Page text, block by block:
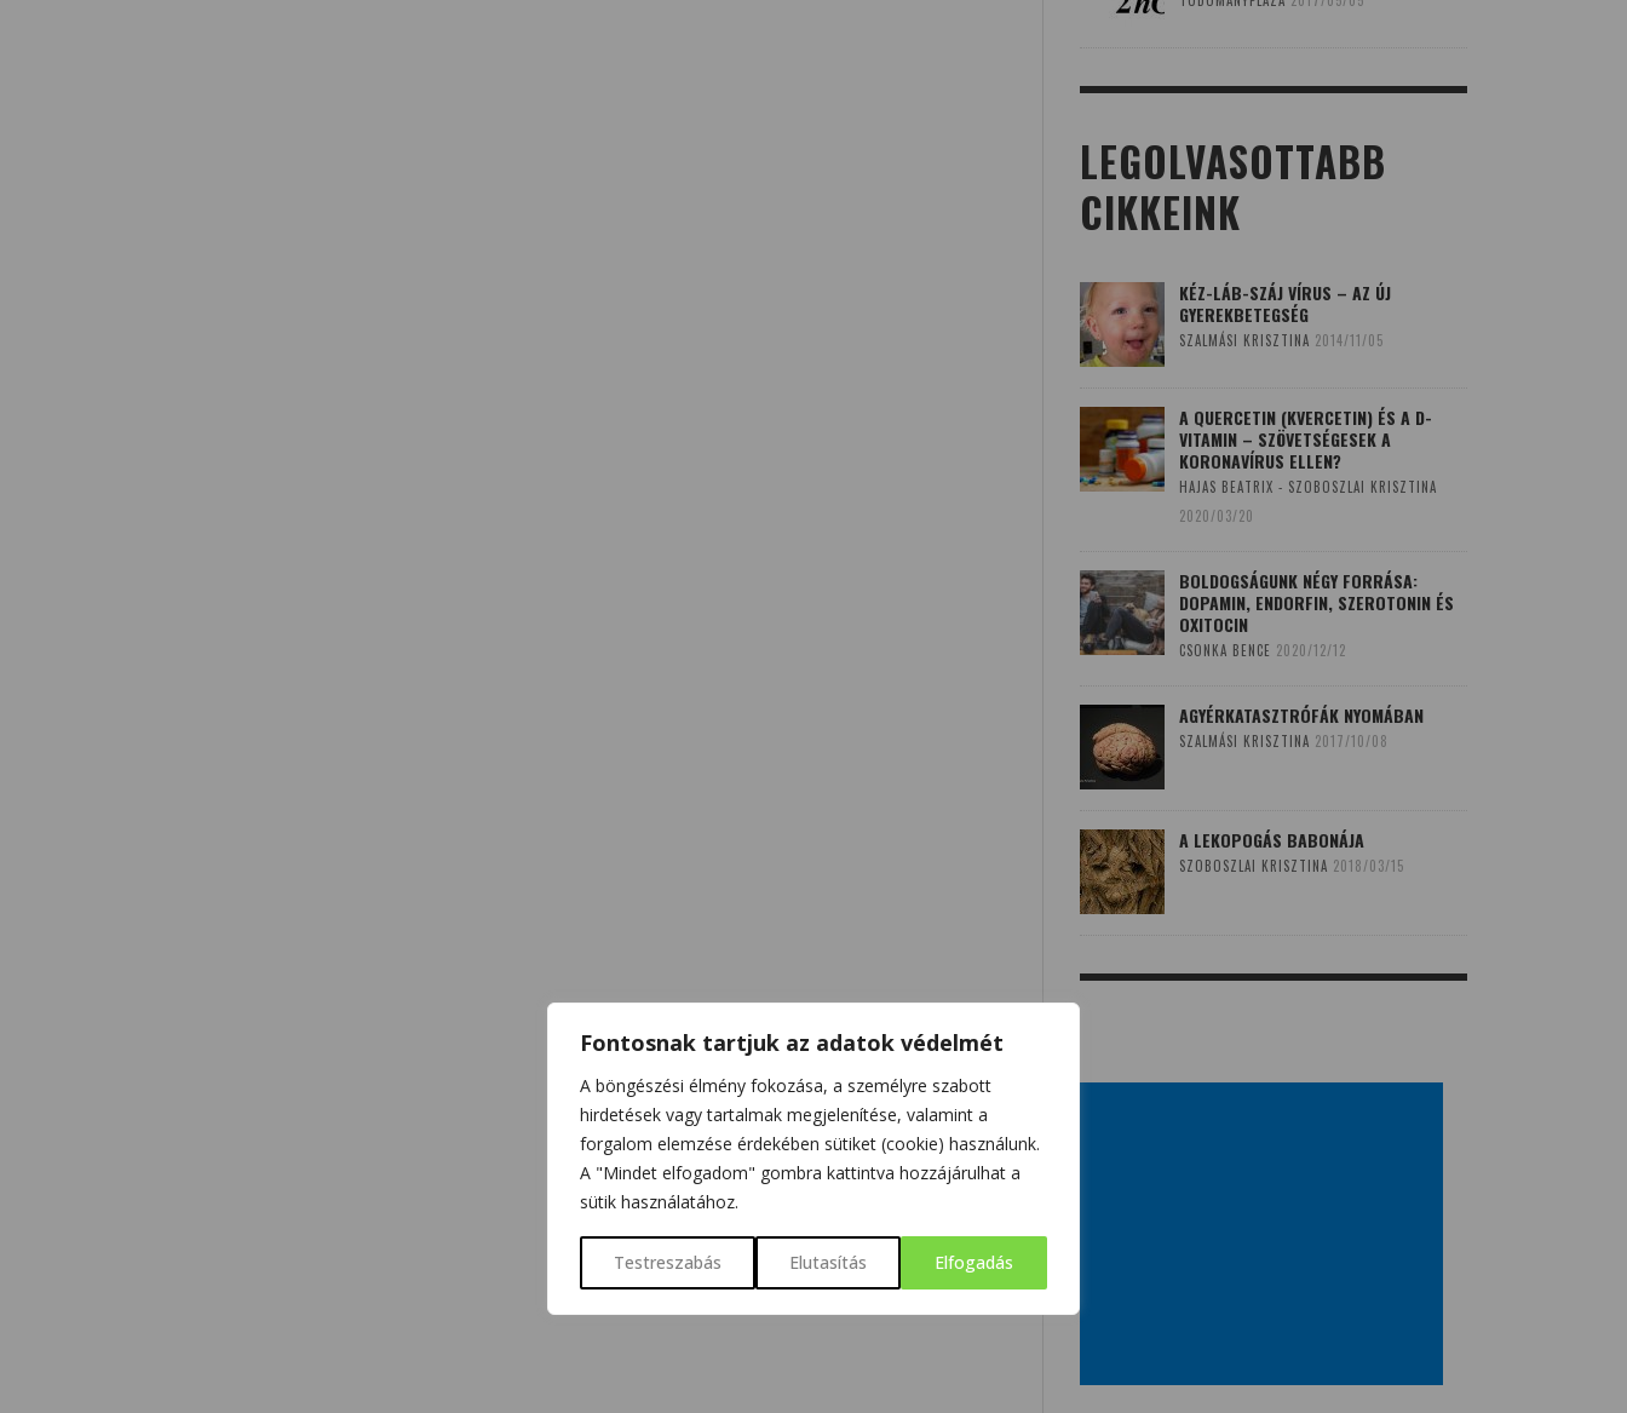
Fontosnak tartjuk az adatok védelmét
A böngészési élmény fokozása, a személyre szabott
hirdetések vagy tartalmak megjelenítése, valamint a
forgalom elemzése érdekében sütiket (cookie) használunk.
A "Mindet elfogadom" gombra kattintva hozzájárulhat a
sütik használatához.
Testreszabás Elutasítás Elfogadás
LEGOLVASOTTABB
CIKKEINK
KÉZ-LÁB-SZÁJ VÍRUS – AZ ÚJ
GYEREKBETEGSÉG
SZALMÁSI KRISZTINA 2014/11/05
A QUERCETIN (KVERCETIN) ÉS A D-
VITAMIN – SZÖVETSÉGESEK A
KORONAVÍRUS ELLEN?
HAJAS BEATRIX - SZOBOSZLAI KRISZTINA
2020/03/20
BOLDOGSÁGUNK NÉGY FORRÁSA:
DOPAMIN, ENDORFIN, SZEROTONIN ÉS
OXITOCIN
CSONKA BENCE 2020/12/12
AGYÉRKATASZTRÓFÁK NYOMÁBAN
SZALMÁSI KRISZTINA 2017/10/08
A LEKOPOGÁS BABONÁJA
SZOBOSZLAI KRISZTINA 2018/03/15